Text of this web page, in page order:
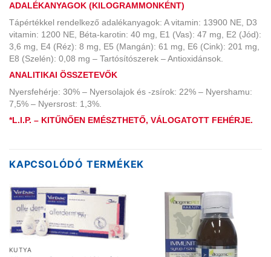
ADALÉKANYAGOK (KILOGRAMMONKÉNT)
Tápértékkel rendelkező adalékanyagok: A vitamin: 13900 NE, D3
vitamin: 1200 NE, Béta-karotin: 40 mg, E1 (Vas): 47 mg, E2 (Jód):
3,6 mg, E4 (Réz): 8 mg, E5 (Mangán): 61 mg, E6 (Cink): 201 mg,
E8 (Szelén): 0,08 mg – Tartósítószerek – Antioxidánsok.
ANALITIKAI ÖSSZETEVŐK
Nyersfehérje: 30% – Nyersolajok és -zsírok: 22% – Nyershamu:
7,5% – Nyersrost: 1,3%.
*L.I.P. – KITŰNŐEN EMÉSZTHETŐ, VÁLOGATOTT FEHÉRJE.
KAPCSOLÓDÓ TERMÉKEK
KUTYA